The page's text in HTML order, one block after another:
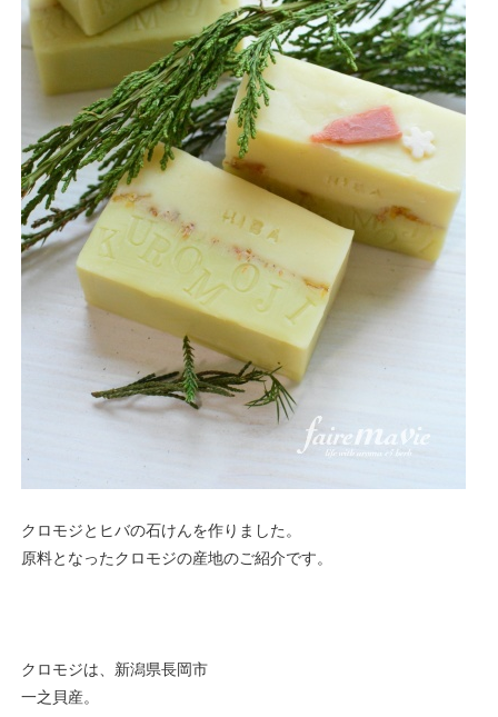
クロモジとヒバの石けんを作りました。
原料となったクロモジの産地のご紹介です。
クロモジは、新潟県長岡市
一之貝産。